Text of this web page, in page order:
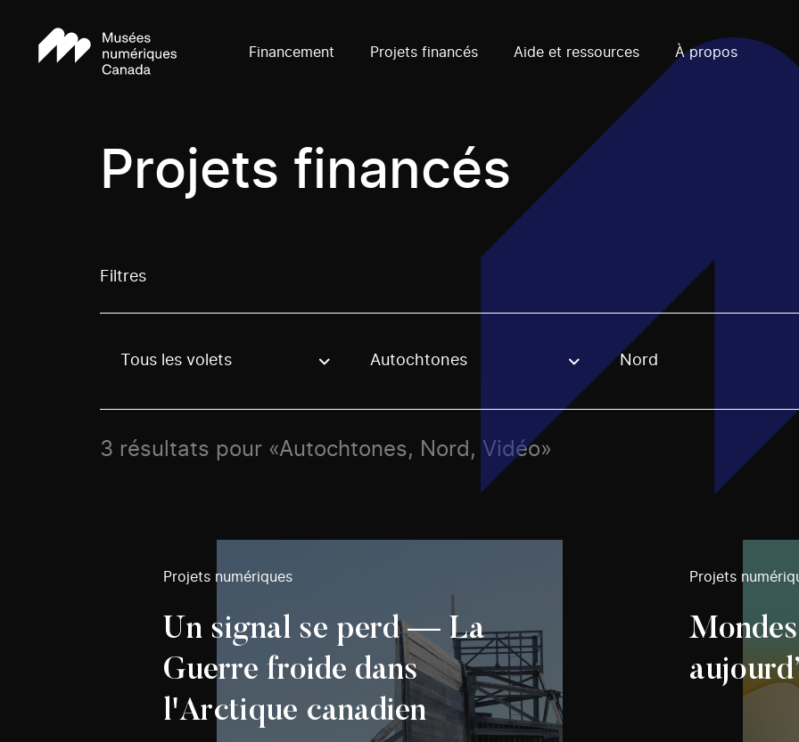
Financement Projets financés Aide et ressources À propos
Projets financés
Filtres
Use these options to filter projects by topic, stream or regon. The filter will be applied when selecting
Tous les volets Autochtones Nord
3 résultats pour «Autochtones, Nord, Vidéo»
Projets numériques
Un signal se perd — La
Guerre froide dans
l'Arctique canadien
Projets